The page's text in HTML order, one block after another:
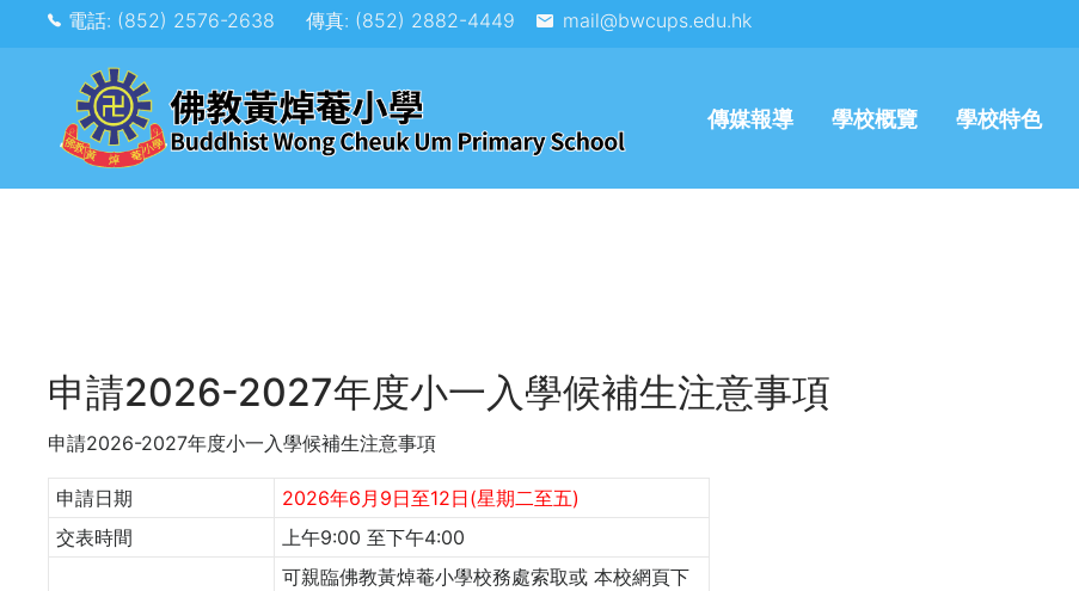
電話: (852) 2576-2638 傳真: (852) 2882-4449 mail@bwcups.edu.hk
傳媒報導 學校概覽 學校特色
申請2026-2027年度小一入學候補生注意事項
申請2026-2027年度小一入學候補生注意事項
申請日期
2026年6月9日至12日(星期二至五)
交表時間
上午9:00 至下午4:00
可親臨佛教黃焯菴小學校務處索取或 本校網頁下